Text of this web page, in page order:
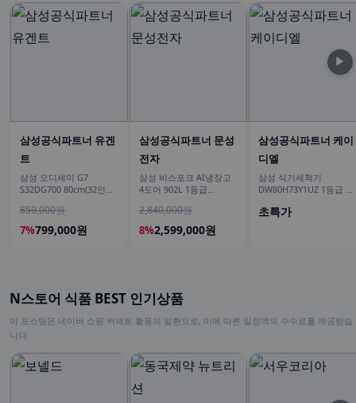
삼성공식파트너 유겐
트
삼성 오디세이 G7
S32DG700 80cm(32인치)
859,000원
7%799,000원
삼성공식파트너 문성
전자
삼성 비스포크 AI냉장고
4도어 902L 1등급
베이지 푸드쇼케이스
2,840,000원
8%2,599,000원
삼성공식파트너 케이
디엘
삼성 식기세척기
DW80H73Y1UZ 1등급 14
맞춤세척
초특가
▶
N스토어 식품 BEST 인기상품
이 포스팅은 네이버 쇼핑 커넥트 활동의 일환으로, 이에 따른 일정액의 수수료를 제공받습
니다.